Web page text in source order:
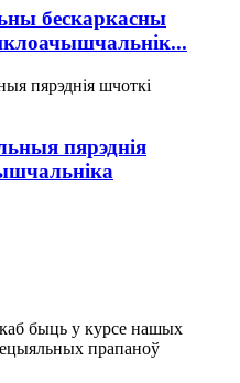
бескаркасны
пярэднія
каб быць у курсе нашых
прапаноў